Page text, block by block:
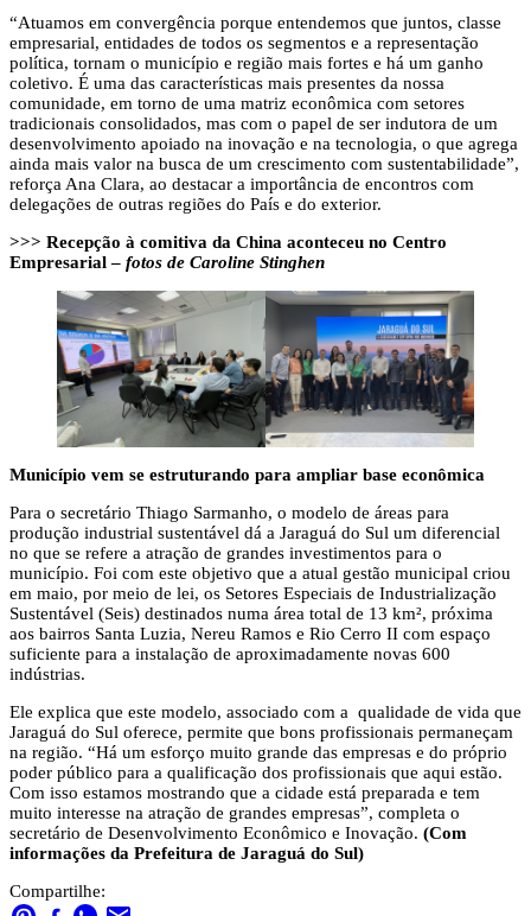
“Atuamos em convergência porque entendemos que juntos, classe
empresarial, entidades de todos os segmentos e a representação
política, tornam o município e região mais fortes e há um ganho
coletivo. É uma das características mais presentes da nossa
comunidade, em torno de uma matriz econômica com setores
tradicionais consolidados, mas com o papel de ser indutora de um
desenvolvimento apoiado na inovação e na tecnologia, o que agrega
ainda mais valor na busca de um crescimento com sustentabilidade”,
reforça Ana Clara, ao destacar a importância de encontros com
delegações de outras regiões do País e do exterior.
>>> Recepção à comitiva da China aconteceu no Centro
Empresarial – fotos de Caroline Stinghen
Município vem se estruturando para ampliar base econômica
Para o secretário Thiago Sarmanho, o modelo de áreas para
produção industrial sustentável dá a Jaraguá do Sul um diferencial
no que se refere a atração de grandes investimentos para o
município. Foi com este objetivo que a atual gestão municipal criou
em maio, por meio de lei, os Setores Especiais de Industrialização
Sustentável (Seis) destinados numa área total de 13 km², próxima
aos bairros Santa Luzia, Nereu Ramos e Rio Cerro II com espaço
suficiente para a instalação de aproximadamente novas 600
indústrias.
Ele explica que este modelo, associado com a qualidade de vida que
Jaraguá do Sul oferece, permite que bons profissionais permaneçam
na região. “Há um esforço muito grande das empresas e do próprio
poder público para a qualificação dos profissionais que aqui estão.
Com isso estamos mostrando que a cidade está preparada e tem
muito interesse na atração de grandes empresas”, completa o
secretário de Desenvolvimento Econômico e Inovação. (Com
informações da Prefeitura de Jaraguá do Sul)
Compartilhe: